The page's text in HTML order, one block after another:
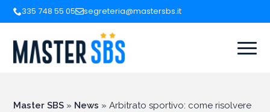
335 748 55 05 segreteria@mastersbs.it
Master SBS » News » Arbitrato sportivo: come risolvere